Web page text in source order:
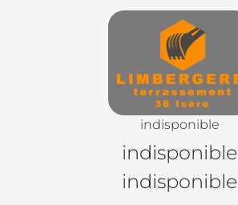
indisponible
indisponible
indisponible